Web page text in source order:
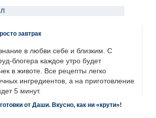
завтрак
в любви себе и близким. С
блогера каждое утро будет
в животе. Все рецепты легко
ингредиентов, а на приготовление
5 минут.
от Даши. Вкусно, как ни «крути»!